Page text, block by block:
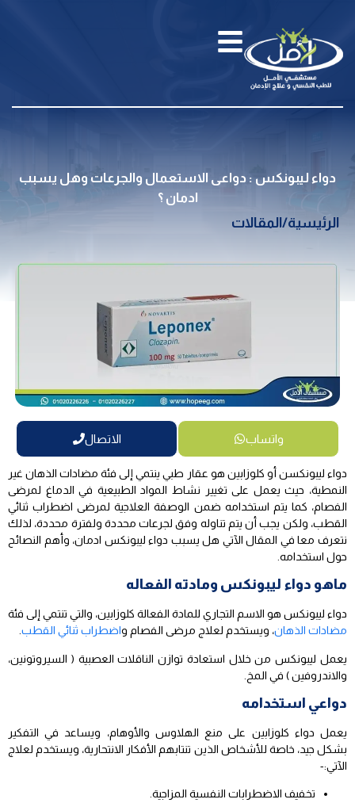
دواء ليبونكس : دواعى الاستعمال والجرعات وهل يسبب
ادمان ؟
الرئيسية/المقالات
واتساب الاتصال
دواء ليبونكسن أو كلوزابين هو عقار طبي ينتمي إلى فئة مضادات الذهان غير
النمطية، حيث يعمل على تغيير نشاط المواد الطبيعية في الدماغ لمرضى
الفصام، كما يتم استخدامه ضمن الوصفة العلاجية لمرضى اضطراب ثنائي
القطب، ولكن يجب أن يتم تناوله وفق لجرعات محددة ولفترة محددة، لذلك
نتعرف معا في المقال الآتي هل يسبب دواء ليبونكس ادمان، وأهم النصائح
حول استخدامه.
ماهو دواء ليبونكس ومادته الفعاله
دواء ليبونكس هو الاسم التجاري للمادة الفعالة كلوزابين، والتي تنتمي إلى فئة
مضادات الذهان، ويستخدم لعلاج مرضى الفصام واضطراب ثنائي القطب.
يعمل ليبونكس من خلال استعادة توازن الناقلات العصبية ( السيروتونين،
والاندروفين ) في المخ.
دواعي استخدامه
يعمل دواء كلوزابين على منع الهلاوس والأوهام، ويساعد في التفكير
بشكل جيد، خاصة للأشخاص الذين تنتابهم الأفكار الانتحارية، ويستخدم لعلاج
الآتي:-
تخفيف الاضطرابات النفسية المزاجية.